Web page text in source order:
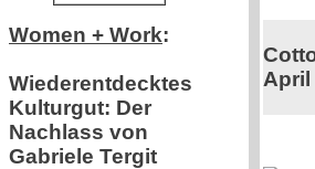
Women + Work:
Wiederentdecktes
Kulturgut: Der
Nachlass von
Gabriele Tergit
April